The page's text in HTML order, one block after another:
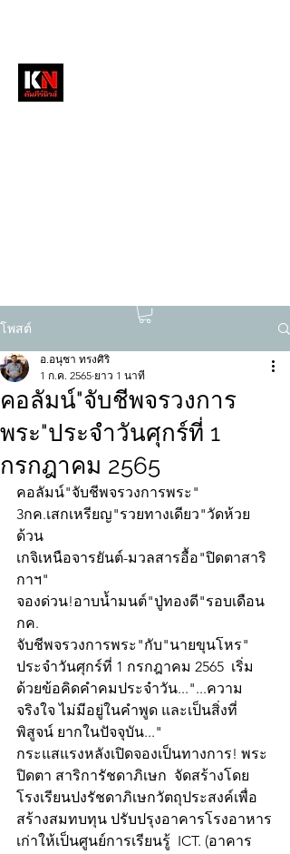
โพสต์
คอลัมน์"จับชีพจรวงการ
พระ"ประจำวันศุกร์ที่ 1
กรกฎาคม 2565
อ.อนุชา ทรงศิริ
1 ก.ค. 2565 ยาว 1 นาที
คอลัมน์"จับชีพจรวงการพระ"
3กค.เสกเหรียญ"รวยทางเดียว"วัดห้วย
ด้วน
เกจิเหนือจารยันต์-มวลสารอื้อ"ปิดตาสาริ
กาฯ"
จองด่วน!อาบน้ำมนต์"ปู่ทองดี"รอบเดือน
กค.
จับชีพจรวงการพระ"กับ"นายขุนโหร"
ประจำวันศุกร์ที่ 1 กรกฎาคม 2565  เริ่ม
ด้วยข้อคิดคำคมประจำวัน..."...ความ
จริงใจ ไม่มีอยู่ในคำพูด และเป็นสิ่งที่
พิสูจน์ ยากในปัจจุบัน..."
กระแสแรงหลังเปิดจองเป็นทางการ! พระ
ปิดตา สาริการัชดาภิเษก  จัดสร้างโดย
โรงเรียนปงรัชดาภิเษกวัตถุประสงค์เพื่อ
สร้างสมทบทุน ปรับปรุงอาคารโรงอาหาร
เก่าให้เป็นศูนย์การเรียนรู้  ICT. (อาคาร